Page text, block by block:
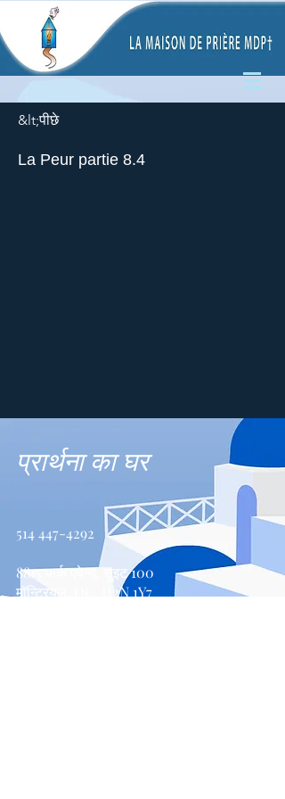
&lt;पीछे
La Peur partie 8.4
प्रार्थना का घर
514 447-4292
8815 पार्क एवेन्यू, सुइट 100
मॉन्ट्रियल, QC, H2N 1Y7